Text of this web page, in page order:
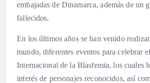
embajadas de Dinamarca, además de un
fallecidos.
En los últimos años se han venido
mundo, diferentes eventos para celebrar
Internacional de la Blasfemia, los cuales
interés de personajes reconocidos, así